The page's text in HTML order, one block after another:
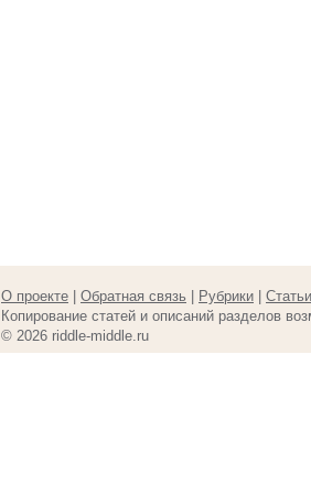
О проекте Обратная связь Рубрики
Статьи
Копирование статей и описаний разделов
© 2026 riddle-middle.ru